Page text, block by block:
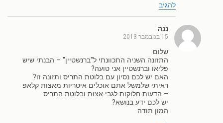
להגיב
ננה
15 בנובמבר 2013
שלום
התזונה השניה התכוונתי ל"ברנשטיין" – הבנתי שיש
פליאו וברנשטיין אני טועה?
האם יש לכם נסיון עם בלוטת התריס ותזונה זו?
ראיתי שלמשל אתם אוכלים איטריות מאצות קלאפ
– הדעות חלוקות לגבי אצות ובלוטת התריס
יש לכם ידע בנושא?
המון תודה